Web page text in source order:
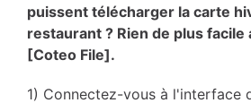
puissent télécharger la carte
restaurant ? Rien de plus facile
[Coteo File].
1) Connectez-vous à l'interface